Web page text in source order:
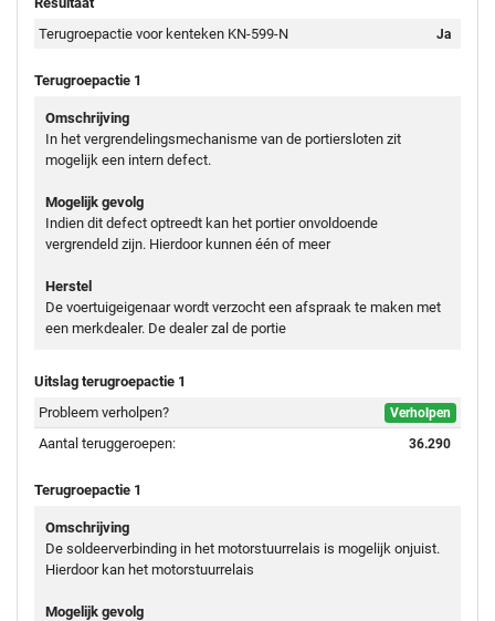
Terugroepactie voor kenteken KN-599-N
Ja
Terugroepactie 1
Omschrijving
In het vergrendelingsmechanisme van de portiersloten zit
mogelijk een intern defect.
Mogelijk gevolg
Indien dit defect optreedt kan het portier onvoldoende
vergrendeld zijn. Hierdoor kunnen één of meer
Herstel
De voertuigeigenaar wordt verzocht een afspraak te maken met
een merkdealer. De dealer zal de portie
Uitslag terugroepactie 1
Probleem verholpen?
Verholpen
Aantal teruggeroepen: 36.290
Terugroepactie 1
Omschrijving
De soldeerverbinding in het motorstuurrelais is mogelijk onjuist.
Hierdoor kan het motorstuurrelais
Mogelijk gevolg